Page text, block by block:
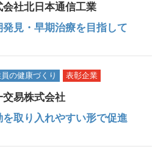
会社北日本通信工業
発見・早期治療を目指して
の健康づくり 表彰企業
交易株式会社
を取り入れやすい形で促進